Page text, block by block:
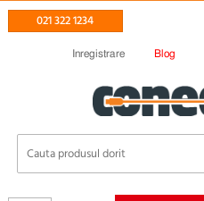
021 322 1234
Inregistrare Blog